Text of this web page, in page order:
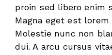
proin sed libero enim
Magna eget est lorem
Molestie nunc non
dui. A arcu cursus